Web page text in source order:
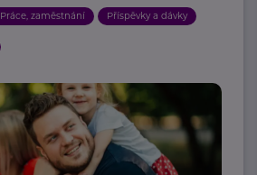
Práce, zaměstnání Příspěvky a dávky